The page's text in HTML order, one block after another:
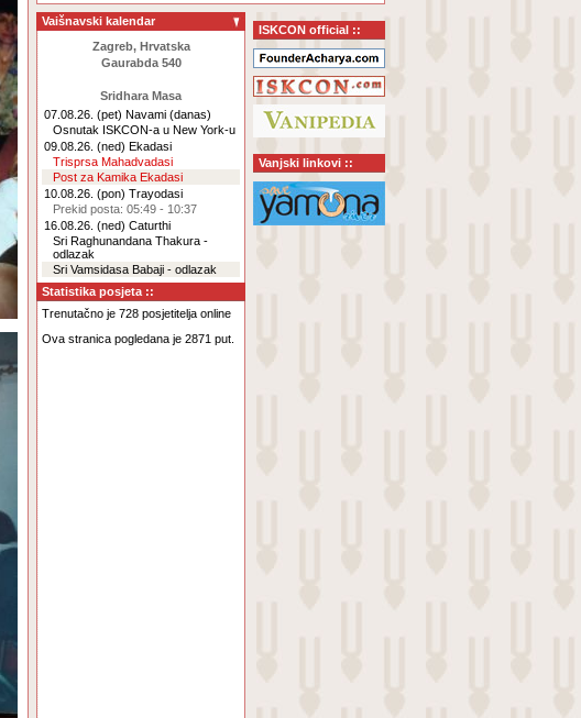
Vaišnavski kalendar
Zagreb, Hrvatska
Gaurabda 540
Sridhara Masa
07.08.26. (pet) Navami (danas)
Osnutak ISKCON-a u New York-u
09.08.26. (ned) Ekadasi
Trisprsa Mahadvadasi
Post za Kamika Ekadasi
10.08.26. (pon) Trayodasi
Prekid posta: 05:49 - 10:37
16.08.26. (ned) Caturthi
Sri Raghunandana Thakura -
odlazak
Sri Vamsidasa Babaji - odlazak
Statistika posjeta ::
Trenutačno je 728 posjetitelja online
Ova stranica pogledana je 2871 put.
ISKCON official ::
Vanjski linkovi ::